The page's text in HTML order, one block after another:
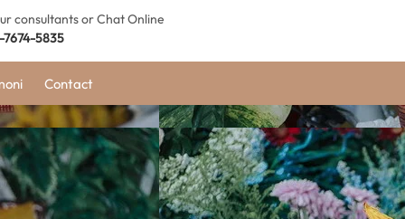
consultants or Chat Online
5835
Contact